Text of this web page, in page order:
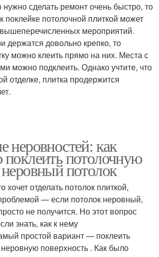
нужно сделать ремонт очень быстро, то
поклейке потолочной плиткой может
мероприятий.
держатся довольно крепко, то
можно клеить прямо на них. Места с
можно подклеить. Однако учтите, что
отделке, плитка продержится
неровностей: как
поклеить потолочную
потолок
хочет отделать потолок плиткой,
— если потолок неровный,
не получится. Но этот вопрос
знать, как к нему
простой вариант — поклеить
поверхность . Как было